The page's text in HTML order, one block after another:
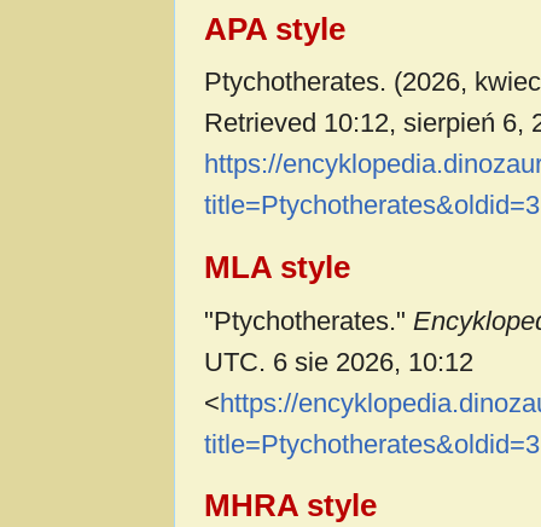
APA style
Ptychotherates. (2026,
Retrieved 10:12, sierpień 6,
https://
MLA style
"Ptychotherates."
UTC. 6 sie 2026, 10:12
<https://
MHRA style